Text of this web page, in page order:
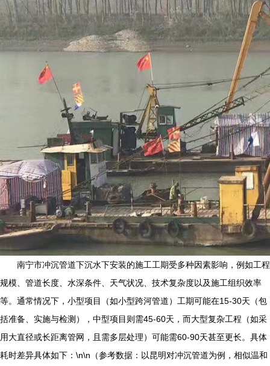
南宁市冲沉管道下沉水下安装的施工工期受多种因素影响，例如工程
规模、管道长度、水深条件、天气状况、技术复杂度以及施工组织效率
等。通常情况下，小型项目（如小型跨河管道）工期可能在15-30天（包
括准备、实施与检测），中型项目则需45-60天，而大型复杂工程（如采
用大直径或长距离管网，且需多层处理）可能需60-90天甚至更长。具体
耗时差异具体如下：\n\n（参考数据：以昆明对冲沉管道为例，相似温和